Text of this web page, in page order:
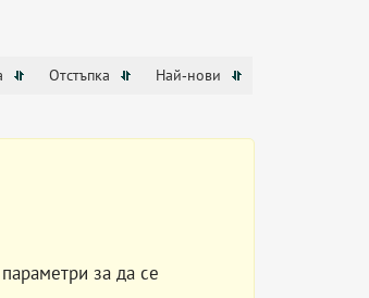
Отстъпка Най-нови
за да се